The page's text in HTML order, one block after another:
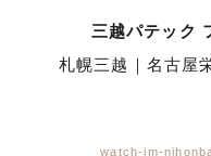
三越パテック
札幌三越 ｜ 名古屋
watch-im-